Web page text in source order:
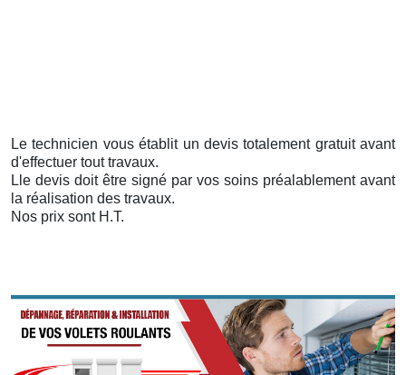
Le technicien vous établit un devis totalement gratuit avant
d'effectuer tout travaux.
Lle devis doit être signé par vos soins préalablement avant
la réalisation des travaux.
Nos prix sont H.T.